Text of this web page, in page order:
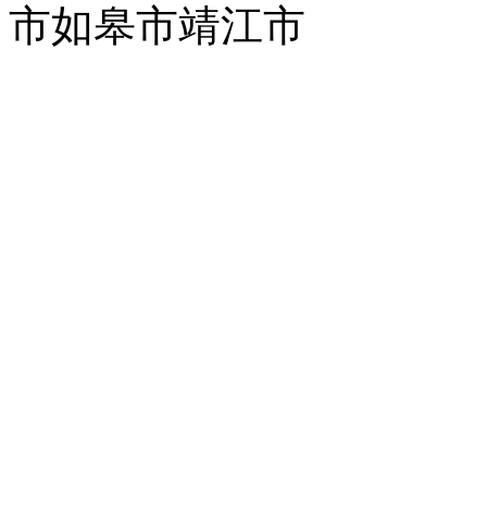
市如皋市靖江市